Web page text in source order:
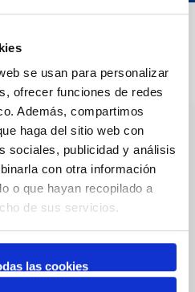
se usan para personalizar
ofrecer funciones de redes
Además, compartimos
haga del sitio web con
sociales, publicidad y análisis
con otra información
o que hayan recopilado a
de sus servicios.
las cookies
s/n, 43004 Tarragona
al cliente